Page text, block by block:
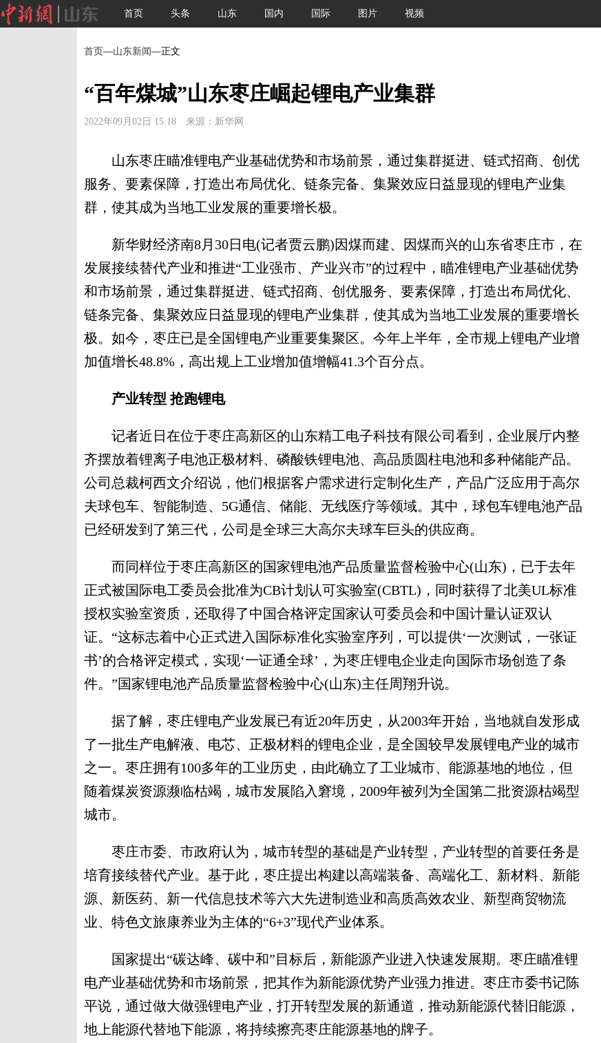
首页 头条 山东 国内 国际 图片 视频
首页—山东新闻—正文
“百年煤城”山东枣庄崛起锂电产业集群
2022年09月02日 15:18 来源：新华网
山东枣庄瞄准锂电产业基础优势和市场前景，通过集群挺进、链式招商、创优
服务、要素保障，打造出布局优化、链条完备、集聚效应日益显现的锂电产业集
群，使其成为当地工业发展的重要增长极。
新华财经济南8月30日电(记者贾云鹏)因煤而建、因煤而兴的山东省枣庄市，在
发展接续替代产业和推进“工业强市、产业兴市”的过程中，瞄准锂电产业基础优势
和市场前景，通过集群挺进、链式招商、创优服务、要素保障，打造出布局优化、
链条完备、集聚效应日益显现的锂电产业集群，使其成为当地工业发展的重要增长
极。如今，枣庄已是全国锂电产业重要集聚区。今年上半年，全市规上锂电产业增
加值增长48.8%，高出规上工业增加值增幅41.3个百分点。
产业转型 抢跑锂电
记者近日在位于枣庄高新区的山东精工电子科技有限公司看到，企业展厅内整
齐摆放着锂离子电池正极材料、磷酸铁锂电池、高品质圆柱电池和多种储能产品。
公司总裁柯西文介绍说，他们根据客户需求进行定制化生产，产品广泛应用于高尔
夫球包车、智能制造、5G通信、储能、无线医疗等领域。其中，球包车锂电池产品
已经研发到了第三代，公司是全球三大高尔夫球车巨头的供应商。
而同样位于枣庄高新区的国家锂电池产品质量监督检验中心(山东)，已于去年
正式被国际电工委员会批准为CB计划认可实验室(CBTL)，同时获得了北美UL标准
授权实验室资质，还取得了中国合格评定国家认可委员会和中国计量认证双认
证。“这标志着中心正式进入国际标准化实验室序列，可以提供‘一次测试，一张证
书’的合格评定模式，实现‘一证通全球’，为枣庄锂电企业走向国际市场创造了条
件。”国家锂电池产品质量监督检验中心(山东)主任周翔升说。
据了解，枣庄锂电产业发展已有近20年历史，从2003年开始，当地就自发形成
了一批生产电解液、电芯、正极材料的锂电企业，是全国较早发展锂电产业的城市
之一。枣庄拥有100多年的工业历史，由此确立了工业城市、能源基地的地位，但
随着煤炭资源濒临枯竭，城市发展陷入窘境，2009年被列为全国第二批资源枯竭型
城市。
枣庄市委、市政府认为，城市转型的基础是产业转型，产业转型的首要任务是
培育接续替代产业。基于此，枣庄提出构建以高端装备、高端化工、新材料、新能
源、新医药、新一代信息技术等六大先进制造业和高质高效农业、新型商贸物流
业、特色文旅康养业为主体的“6+3”现代产业体系。
国家提出“碳达峰、碳中和”目标后，新能源产业进入快速发展期。枣庄瞄准锂
电产业基础优势和市场前景，把其作为新能源优势产业强力推进。枣庄市委书记陈
平说，通过做大做强锂电产业，打开转型发展的新通道，推动新能源代替旧能源，
地上能源代替地下能源，将持续擦亮枣庄能源基地的牌子。